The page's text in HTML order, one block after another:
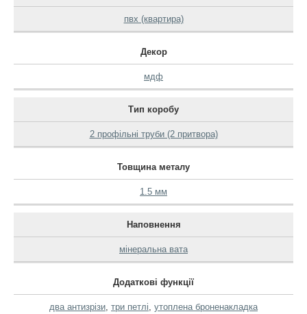
пвх (квартира)
Декор
мдф
Тип коробу
2 профільні труби (2 притвора)
Товщина металу
1.5 мм
Наповнення
мінеральна вата
Додаткові функції
два антизрізи, три петлі, утоплена броненакладка